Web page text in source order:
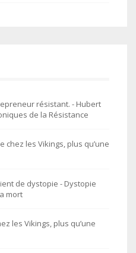
résistant. - Hubert
de la Résistance
chez les Vikings, plus qu’une
de dystopie - Dystopie
mort
les Vikings, plus qu’une